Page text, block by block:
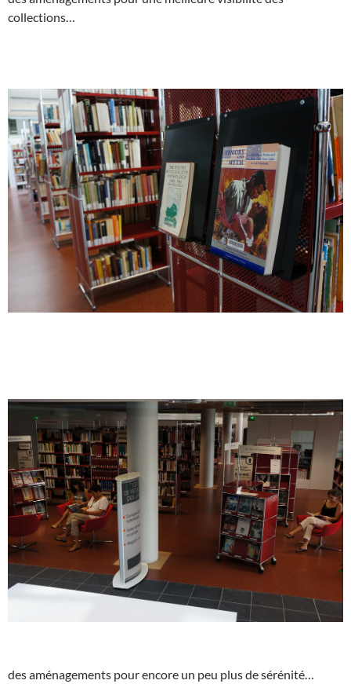
collections…
des aménagements pour encore un peu plus de sérénité…